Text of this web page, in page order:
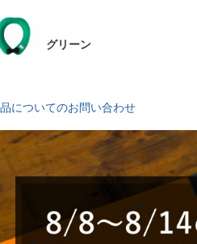
グリーン
についてのお問い合わせ